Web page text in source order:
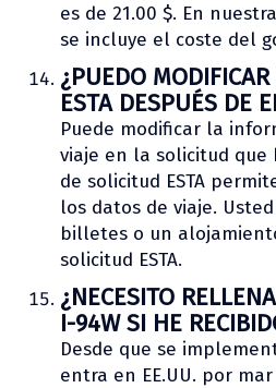
es de 21.00 $. En
se incluye el coste del
¿PUEDO
ESTA DESPUÉS DE
Puede modificar la
viaje en la solicitud que
de solicitud ESTA
los datos de viaje.
billetes o un
solicitud ESTA.
¿NECESITO
I-94W SI HE
Desde que se
entra en EE.UU. por